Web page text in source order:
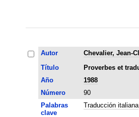
Autor
Chevalier, Jean-
Título
Proverbes et
Año
1988
Número
90
Palabras
clave
Traducción italiana